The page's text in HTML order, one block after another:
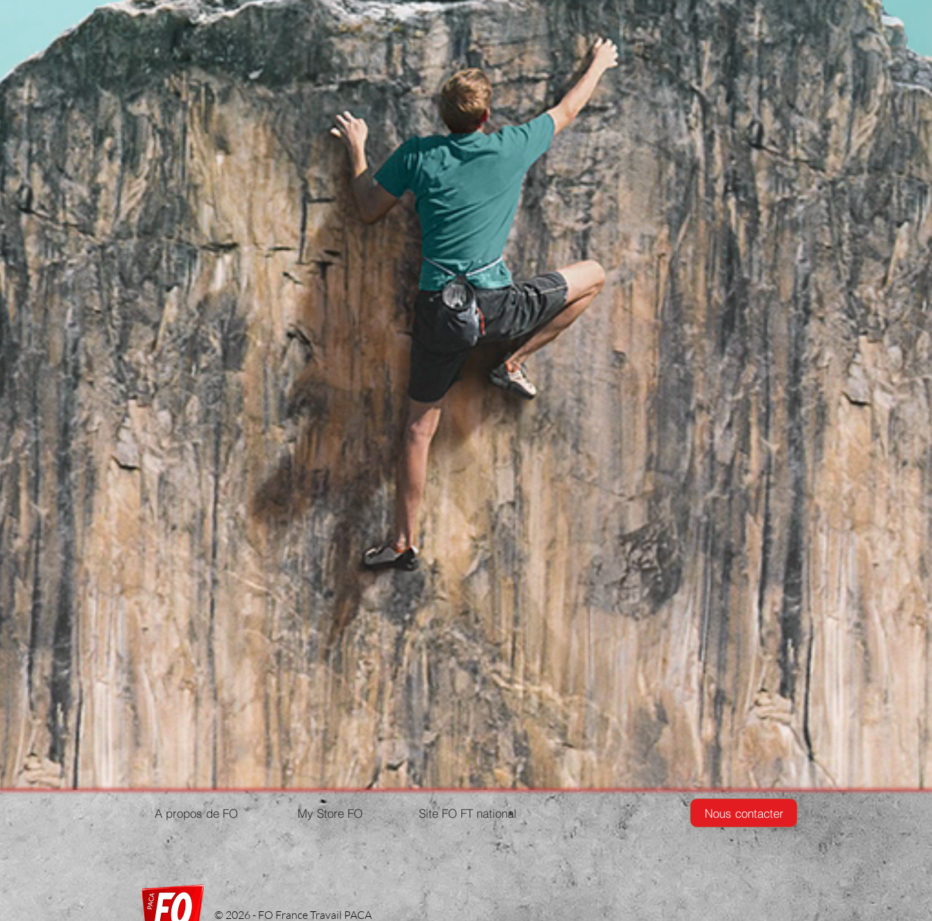
A propos de FO My Store FO Site FO FT national
© 2026 - FO France Travail PACA
Nous contacter